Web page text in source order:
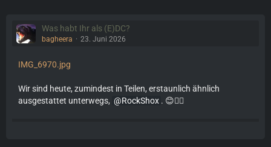
Was habt Ihr als (E)DC?
bagheera 23. Juni 2026
IMG_6970.jpg
Wir sind heute, zumindest in Teilen, erstaunlich ähnlich
ausgestattet unterwegs,
RockShox . 😊👍🏼